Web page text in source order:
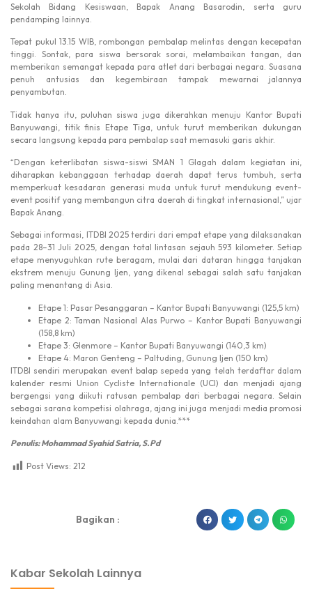
Sekolah Bidang Kesiswaan, Bapak Anang Basarodin, serta guru
pendamping lainnya.
Tepat pukul 13.15 WIB, rombongan pembalap melintas dengan kecepatan
tinggi. Sontak, para siswa bersorak sorai, melambaikan tangan, dan
memberikan semangat kepada para atlet dari berbagai negara. Suasana
penuh antusias dan kegembiraan tampak mewarnai jalannya
penyambutan.
Tidak hanya itu, puluhan siswa juga dikerahkan menuju Kantor Bupati
Banyuwangi, titik finis Etape Tiga, untuk turut memberikan dukungan
secara langsung kepada para pembalap saat memasuki garis akhir.
“Dengan keterlibatan siswa-siswi SMAN 1 Glagah dalam kegiatan ini,
diharapkan kebanggaan terhadap daerah dapat terus tumbuh, serta
memperkuat kesadaran generasi muda untuk turut mendukung event-
event positif yang membangun citra daerah di tingkat internasional,” ujar
Bapak Anang.
Sebagai informasi, ITDBI 2025 terdiri dari empat etape yang dilaksanakan
pada 28–31 Juli 2025, dengan total lintasan sejauh 593 kilometer. Setiap
etape menyuguhkan rute beragam, mulai dari dataran hingga tanjakan
ekstrem menuju Gunung Ijen, yang dikenal sebagai salah satu tanjakan
paling menantang di Asia.
Etape 1: Pasar Pesanggaran – Kantor Bupati Banyuwangi (125,5 km)
Etape 2: Taman Nasional Alas Purwo – Kantor Bupati Banyuwangi
(158,8 km)
Etape 3: Glenmore – Kantor Bupati Banyuwangi (140,3 km)
Etape 4: Maron Genteng – Paltuding, Gunung Ijen (150 km)
ITDBI sendiri merupakan event balap sepeda yang telah terdaftar dalam
kalender resmi Union Cycliste Internationale (UCI) dan menjadi ajang
bergengsi yang diikuti ratusan pembalap dari berbagai negara. Selain
sebagai sarana kompetisi olahraga, ajang ini juga menjadi media promosi
keindahan alam Banyuwangi kepada dunia.***
Penulis: Mohammad Syahid Satria, S.Pd
Post Views: 212
Bagikan :
Kabar Sekolah Lainnya